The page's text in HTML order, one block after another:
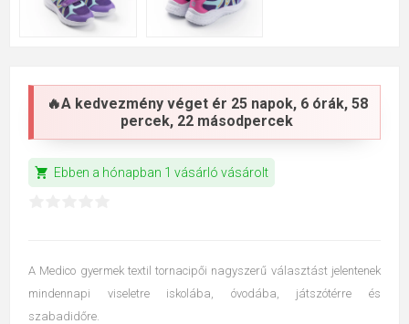
🔥A kedvezmény véget ér 25 napok, 6 órák, 58
percek, 22 másodpercek
shopping_cart Ebben a hónapban 1 vásárló vásárolt
A Medico gyermek textil tornacipői nagyszerű választást jelentenek
mindennapi viseletre iskolába, óvodába, játszótérre és
szabadidőre.